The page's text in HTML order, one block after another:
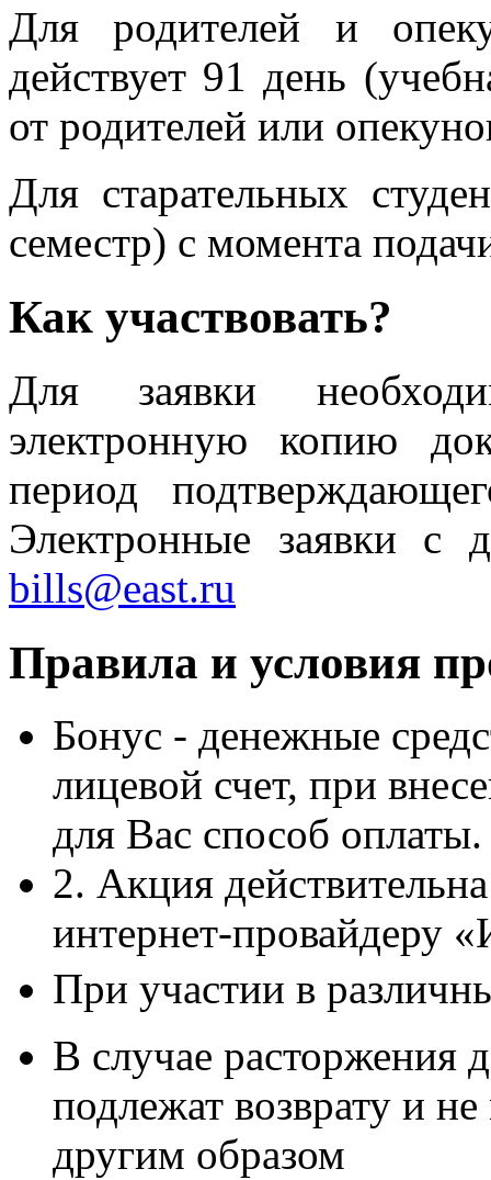
Для родителей и
действует 91 день
от родителей или
Для старательных
семестр) с момента
Как участвовать?
Для заявки
электронную копию
период
Электронные заявки с
bills@east.ru
Правила и условия
Бонус - денежные
лицевой счет, при
для Вас способ оплаты.
2. Акция
интернет-провайдеру
При участии в
В случае расторжения
подлежат возврату и
другим образом